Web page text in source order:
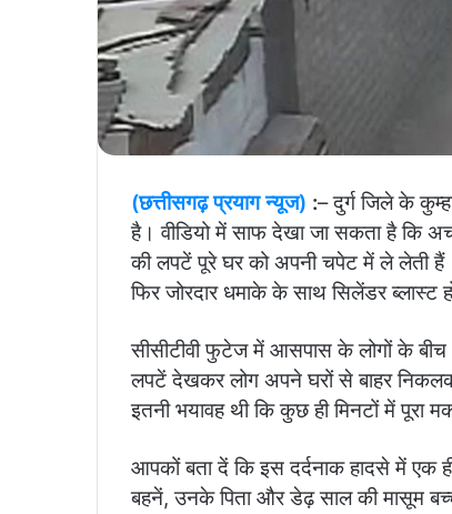
(छत्तीसगढ़ प्रयाग न्यूज) :– दुर्ग जिले के
है। वीडियो में साफ देखा जा सकता है
की लपटें पूरे घर को अपनी चपेट में ले लेती
फिर जोरदार धमाके के साथ सिलेंडर ब्लास्ट
सीसीटीवी फुटेज में आसपास के लोगों के
लपटें देखकर लोग अपने घरों से बाहर
इतनी भयावह थी कि कुछ ही मिनटों में पूरा
आपकों बता दें कि इस दर्दनाक हादसे में एक
बहनें, उनके पिता और डेढ़ साल की मासूम